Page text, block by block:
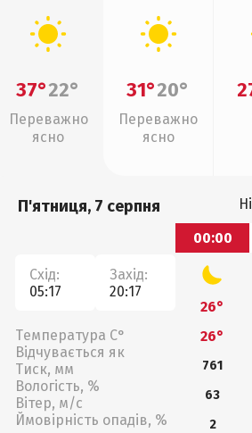
37°22°
Переважно
ясно
31°20°
Переважно
ясно
П'ятниця, 7 серпня
Схід:
05:17
Захід:
20:17
Температура С°
Відчувається як
Тиск, мм
Вологість, %
Вітер, м/с
Ймовірність опадів, %
00:00
26°
26°
761
63
2